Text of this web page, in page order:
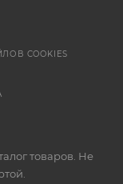
COOKIES
товаров. Не